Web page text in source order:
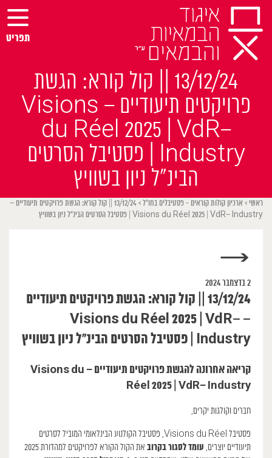
Skip
content
13/12/24 || קול קורא: הגשת
פרויקטים תיעודיים – Visions
du Réel 2025 | VdR–
Industry | פסטיבל הסרטים
הבינ״ל ניון בשוויץ
תפריט
ראשי > ארכיון קולות קוראים - פסטיבלים בחו״ל >
13/12/24 || קול קורא: הגשת פרויקטים תיעודיים –
Visions du Réel 2025 | VdR– Industry | פסטיבל הסרטים הבינ״ל ניון בשוויץ
→
2 בדצמבר 2024
13/12/24 || קול קורא: הגשת פרויקטים תיעודיים
– Visions du Réel 2025 | VdR–
Industry | פסטיבל הסרטים הבינ״ל ניון בשוויץ
קריאה אחרונה להגשת פרויקטים תיעודיים – Visions du
Réel 2025 | VdR– Industry
חברים וקולגות יקרים,
פסטיבל Visions du Réel, פסטיבל הקולנוע הבינלאומי המוביל לסרטים
תיעודיים יוצרים, עומד לסגור בקרוב
את הקול הקורא לפרויקטים למהדורת 2025